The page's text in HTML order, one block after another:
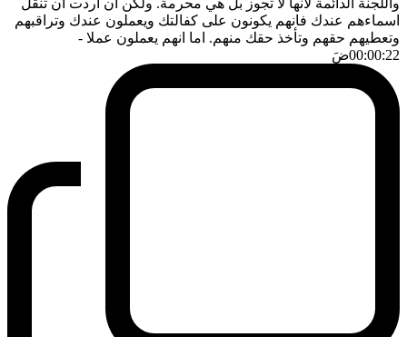
واللجنة الدائمة لانها لا تجوز بل هي محرمة. ولكن ان اردت ان تنقل
اسماءهم عندك فانهم يكونون على كفالتك ويعملون عندك وتراقبهم
وتعطيهم حقهم وتأخذ حقك منهم. اما انهم يعملون عملا -
00:00:22ضَ